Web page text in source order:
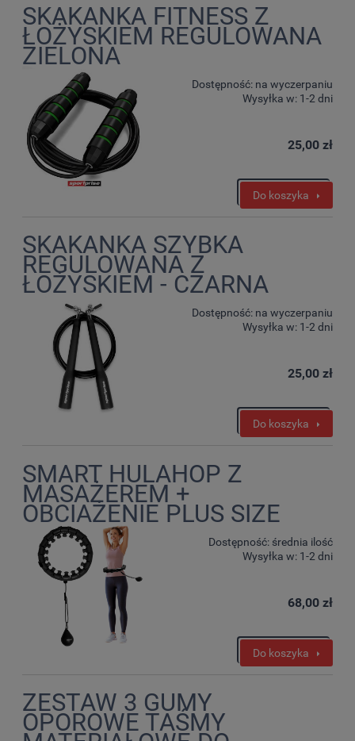
SKAKANKA FITNESS Z
ŁOŻYSKIEM REGULOWANA
ZIELONA
Dostępność: na wyczerpaniu
Wysyłka w: 1-2 dni
25,00 zł
Do koszyka
SKAKANKA SZYBKA
REGULOWANA Z
ŁOŻYSKIEM - CZARNA
Dostępność: na wyczerpaniu
Wysyłka w: 1-2 dni
25,00 zł
Do koszyka
SMART HULAHOP Z
MASAŻEREM +
OBCIAŻENIE PLUS SIZE
Dostępność: średnia ilość
Wysyłka w: 1-2 dni
68,00 zł
Do koszyka
ZESTAW 3 GUMY
OPOROWE TAŚMY